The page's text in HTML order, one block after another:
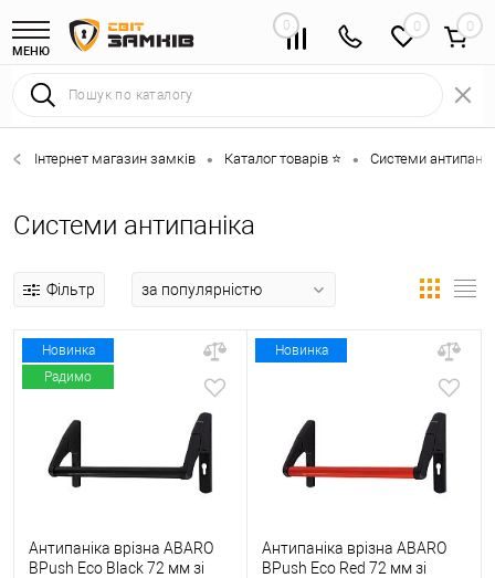
МЕНЮ
0 0
Інтернет магазин замків • Каталог товарів ⭐ • Системи
Системи антипаніка
Фільтр
Новинка
Радимо
Антипаніка врізна ABARO
BPush Eco Black 72 мм зі
Новинка
Антипаніка врізна ABARO
BPush Eco Red 72 мм зі